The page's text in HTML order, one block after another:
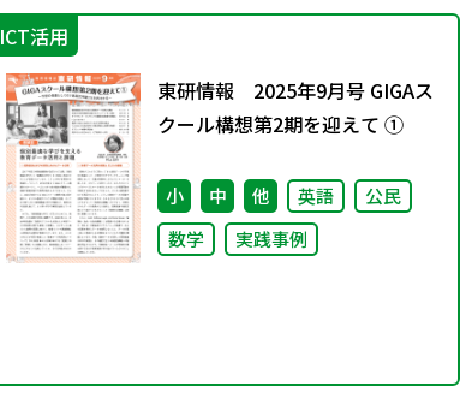
ICT活用
東研情報 2025年9月号 GIGAス
クール構想第2期を迎えて ①
小 中 他 英語
公民
数学
実践事例